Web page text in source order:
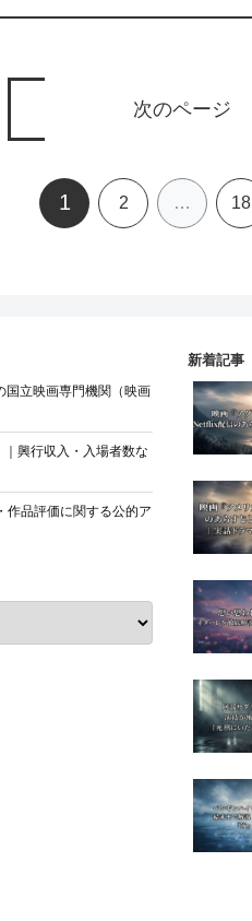
次のページ
1 2 … 18
国立映画専門機関（映画
興行収入・入場者数な
作品評価に関する公的ア
新着記事